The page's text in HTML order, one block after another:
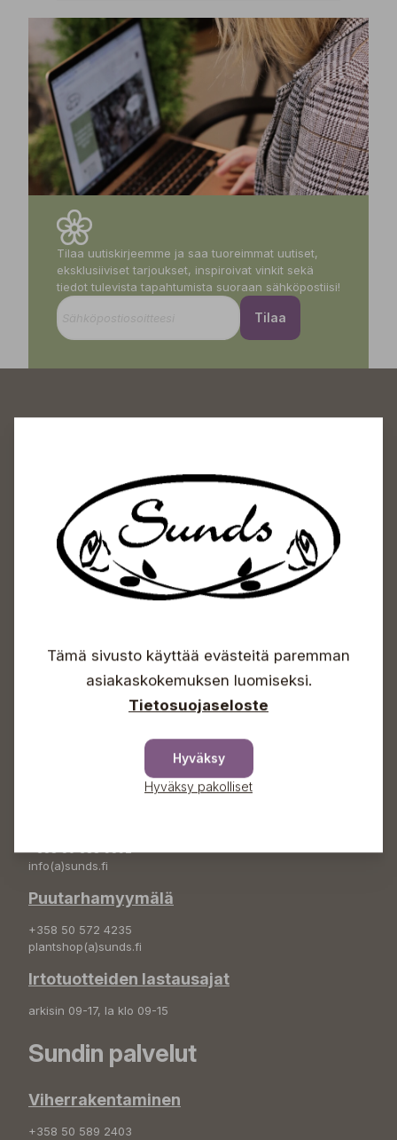
Tilaa uutiskirjeemme ja saa tuoreimmat uutiset,
eksklusiiviset tarjoukset, inspiroivat vinkit sekä
tiedot tulevista tapahtumista suoraan sähköpostiisi!
Tilaa
Sundin Puutarhakeskus
Avoinna
Arkisin 09-18
Lauantaisin 09-16
info(a)sunds.fi
+358 50 388 9592
info(a)sunds.fi
Puutarhamyymälä
+358 50 572 4235
plantshop(a)sunds.fi
Irtotuotteiden lastausajat
arkisin 09-17, la klo 09-15
Sundin palvelut
Viherrakentaminen
+358 50 589 2403
Tämä sivusto käyttää evästeitä paremman
asiakaskokemuksen luomiseksi.
Tietosuojaseloste
Hyväksy
Hyväksy pakolliset